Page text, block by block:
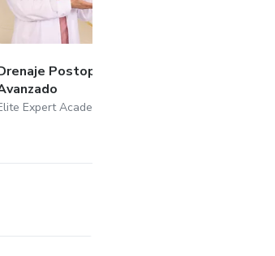
Postoperatorio
Expert Academy